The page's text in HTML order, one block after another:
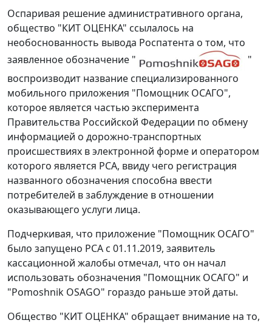
Оспаривая решение административного органа,
общество "КИТ ОЦЕНКА" ссылалось на
необоснованность вывода Роспатента о том, что
заявленное обозначение "
"
воспроизводит название специализированного
мобильного приложения "Помощник ОСАГО",
которое является частью эксперимента
Правительства Российской Федерации по обмену
информацией о дорожно-транспортных
происшествиях в электронной форме и оператором
которого является РСА, ввиду чего регистрация
названного обозначения способна ввести
потребителей в заблуждение в отношении
оказывающего услуги лица.
Подчеркивая, что приложение "Помощник ОСАГО"
было запущено РСА с 01.11.2019, заявитель
кассационной жалобы отмечал, что он начал
использовать обозначения "Помощник ОСАГО" и
"Pomoshnik OSAGO" гораздо раньше этой даты.
Общество "КИТ ОЦЕНКА" обращает внимание на то,